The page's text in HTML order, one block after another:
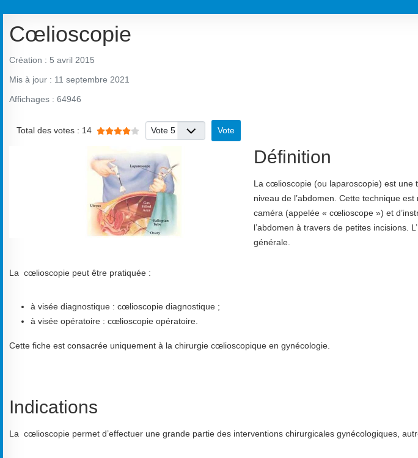
Cœlioscopie
Création : 5 avril 2015
Mis à jour : 11 septembre 2021
Affichages : 64946
Total des votes : 14
Veuillez voter
Définition
La cœlioscopie (ou laparoscopie) est une
niveau de l’abdomen. Cette technique
caméra (appelée « cœlioscope ») et
l’abdomen à travers de petites incisions.
générale.
La cœlioscopie peut être pratiquée :
à visée diagnostique : cœlioscopie diagnostique ;
à visée opératoire : cœlioscopie opératoire.
Cette fiche est consacrée uniquement à la chirurgie cœlioscopique en gynécologie.
Indications
La cœlioscopie permet d’effectuer une grande partie des interventions chirurgicales gynécologiques,